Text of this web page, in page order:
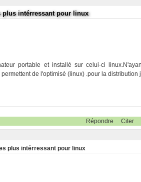
intérressant pour linux
portable et installé sur celui-ci
de l'optimisé (linux) .pour la distribution
Répondre Citer
plus intérressant pour linux